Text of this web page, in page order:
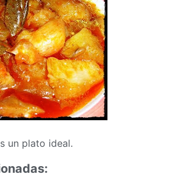
un plato ideal.